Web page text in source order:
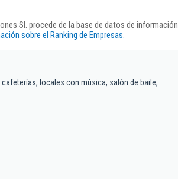
Sl. procede de la base de datos de información
sobre el Ranking de Empresas.
locales con música, salón de baile,